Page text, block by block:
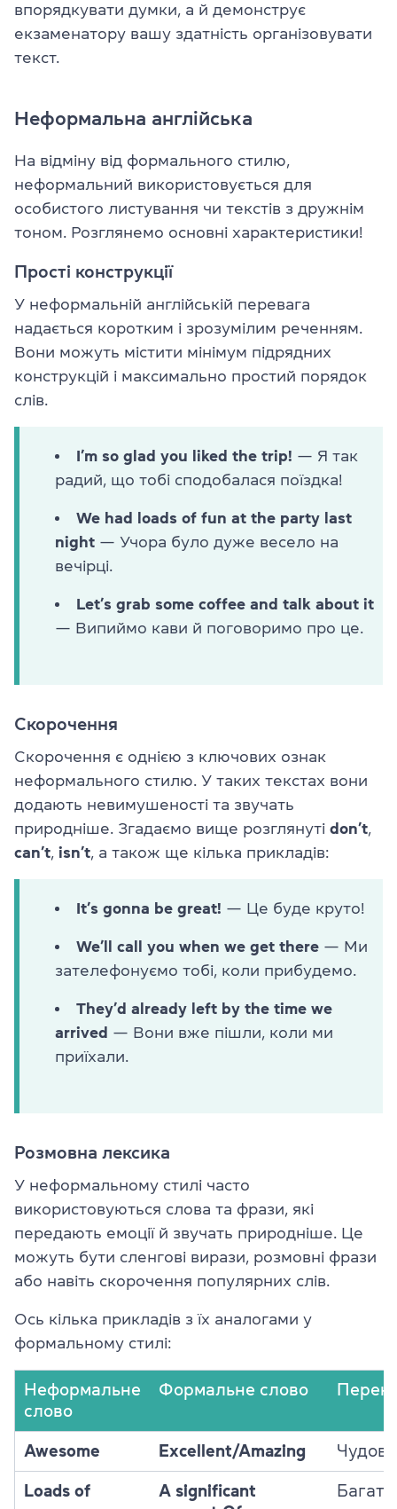
впорядкувати думки, а й демонструє
екзаменатору вашу здатність організовувати
текст.
Неформальна англійська
На відміну від формального стилю,
неформальний використовується для
особистого листування чи текстів з дружнім
тоном. Розглянемо основні характеристики!
Прості конструкції
У неформальній англійській перевага
надається коротким і зрозумілим реченням.
Вони можуть містити мінімум підрядних
конструкцій і максимально простий порядок
слів.
I’m so glad you liked the trip! — Я так
радий, що тобі сподобалася поїздка!
We had loads of fun at the party last
night — Учора було дуже весело на
вечірці.
Let’s grab some coffee and talk about it
— Випиймо кави й поговоримо про це.
Скорочення
Скорочення є однією з ключових ознак
неформального стилю. У таких текстах вони
додають невимушеності та звучать
природніше. Згадаємо вище розглянуті don’t
can’t isn’t , а також ще кілька прикладів:
It’s gonna be great! — Це буде круто!
We’ll call you when we get there — Ми
зателефонуємо тобі, коли прибудемо.
They’d already left by the time we
arrived — Вони вже пішли, коли ми
приїхали.
Розмовна лексика
У неформальному стилі часто
використовуються слова та фрази, які
передають емоції й звучать природніше. Це
можуть бути сленгові вирази, розмовні фрази
або навіть скорочення популярних слів.
Ось кілька прикладів з їх аналогами у
формальному стилі:
Неформальне
слово
Формальне слово
Awesome Excellent/Amazing
Loads of
A significant
Багато